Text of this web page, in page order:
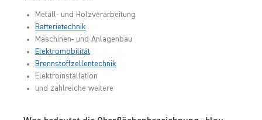
Metall- und Holzverarbeitung
Batterietechnik
Maschinen- und Anlagenbau
Elektromobilität
Brennstoffzellentechnik
Elektroinstallation
und zahlreiche weitere